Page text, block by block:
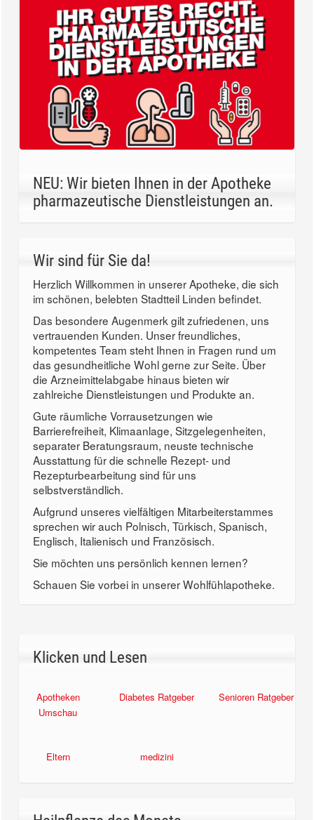
NEU: Wir bieten Ihnen in der Apotheke
pharmazeutische Dienstleistungen an.
Wir sind für Sie da!
Herzlich Willkommen in unserer Apotheke, die sich
im schönen, belebten Stadtteil Linden befindet.
Das besondere Augenmerk gilt zufriedenen, uns
vertrauenden Kunden. Unser freundliches,
kompetentes Team steht Ihnen in Fragen rund um
das gesundheitliche Wohl gerne zur Seite. Über
die Arzneimittelabgabe hinaus bieten wir
zahlreiche Dienstleistungen und Produkte an.
Gute räumliche Vorrausetzungen wie
Barrierefreiheit, Klimaanlage, Sitzgelegenheiten,
separater Beratungsraum, neuste technische
Ausstattung für die schnelle Rezept- und
Rezepturbearbeitung sind für uns
selbstverständlich.
Aufgrund unseres vielfältigen Mitarbeiterstammes
sprechen wir auch Polnisch, Türkisch, Spanisch,
Englisch, Italienisch und Französisch.
Sie möchten uns persönlich kennen lernen?
Schauen Sie vorbei in unserer Wohlfühlapotheke.
Klicken und Lesen
Apotheken
Umschau
Diabetes Ratgeber Senioren Ratgeber
Eltern medizini